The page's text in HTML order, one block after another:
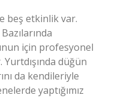
beş etkinlik var.
için profesyonel
düğün
da kendileriyle
yaptığımız